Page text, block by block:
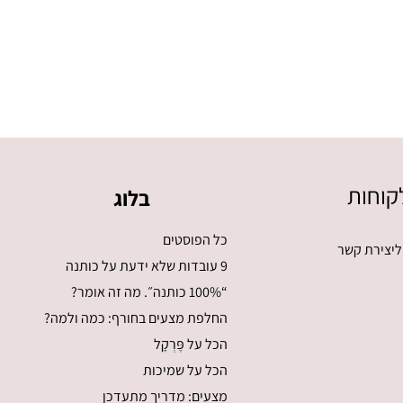
קשר
בלוג
כל הפוסטים
9 עובדות שלא ידעת על כותנה
“100% כותנה״. מה זה אומר?
החלפת מצעים בחורף: כמה ולמה?
הכל על פֶּרְקָל
הכל על שמיכות
מצעים: מדריך מתעדכן